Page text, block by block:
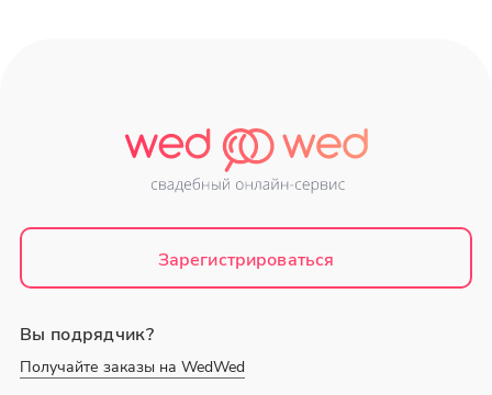
Зарегистрироваться
Вы подрядчик?
Получайте заказы на WedWed